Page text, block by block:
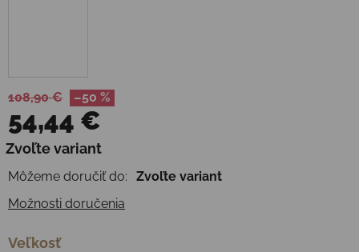
108,90 € –50 %
54,44 €
Jednotková cena:
Zvoľte variant
Môžeme doručiť do:
Zvoľte variant
Možnosti doručenia
Veľkosť